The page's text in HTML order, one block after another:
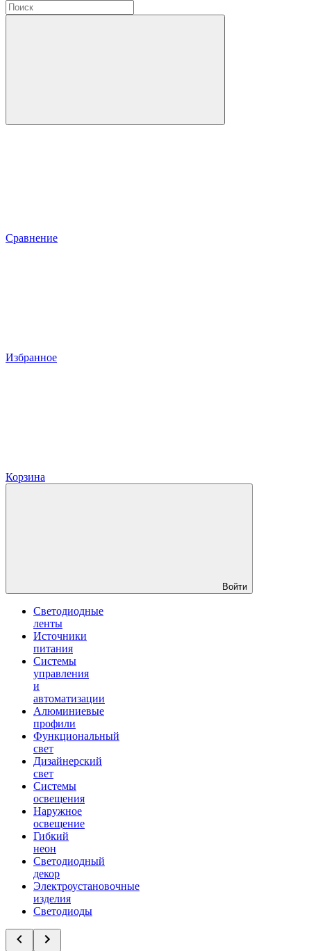
Сравнение
Избранное
Корзина
Войти
Светодиодные
ленты
Источники
питания
Системы
управления
и
автоматизации
Алюминиевые
профили
Функциональный
свет
Дизайнерский
свет
Системы
освещения
Наружное
освещение
Гибкий
неон
Светодиодный
декор
Электроустановочные
изделия
Светодиоды